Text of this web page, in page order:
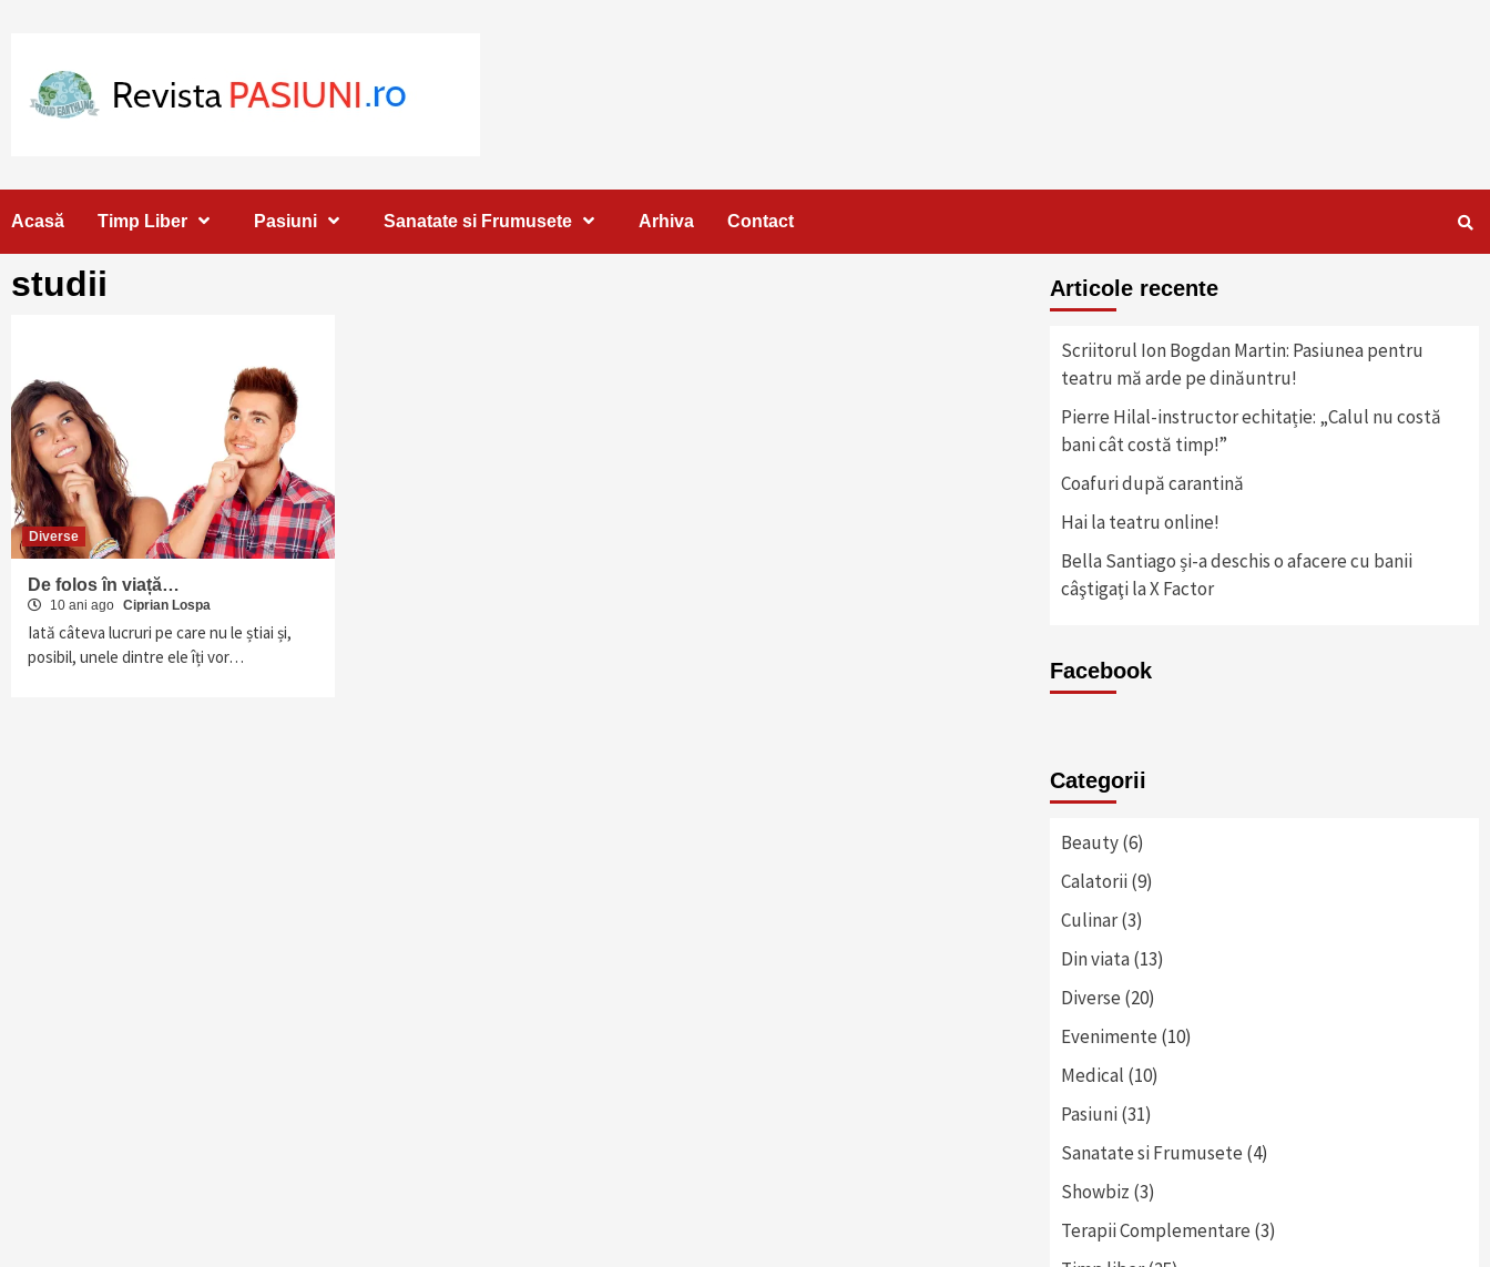
content
Acasă Timp Liber Pasiuni Sanatate si Frumusete Arhiva Contact
studii
Diverse
De folos în viață…
10 ani ago Ciprian Lospa
Iată câteva lucruri pe care nu le știai și,
posibil, unele dintre ele îți vor…
Articole recente
Scriitorul Ion Bogdan Martin: Pasiunea pentru
teatru mă arde pe dinăuntru!
Pierre Hilal-instructor echitație: „Calul nu costă
bani cât costă timp!”
Coafuri după carantină
Hai la teatru online!
Bella Santiago și-a deschis o afacere cu banii
câştigaţi la X Factor
Facebook
Categorii
Beauty(6)
Calatorii(9)
Culinar(3)
Din viata(13)
Diverse (20)
Evenimente (10)
Medical (10)
Pasiuni(31)
Sanatate si Frumusete (4)
Showbiz (3)
Terapii Complementare (3)